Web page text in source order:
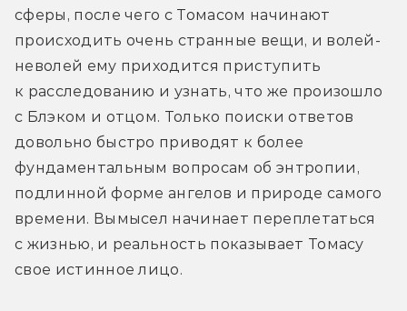
сферы, после чего с Томасом начинают
происходить очень странные вещи, и волей-
неволей ему приходится приступить
к расследованию и узнать, что же произошло
с Блэком и отцом. Только поиски ответов
довольно быстро приводят к более
фундаментальным вопросам об энтропии,
подлинной форме ангелов и природе самого
времени. Вымысел начинает переплетаться
с жизнью, и реальность показывает Томасу
свое истинное лицо.